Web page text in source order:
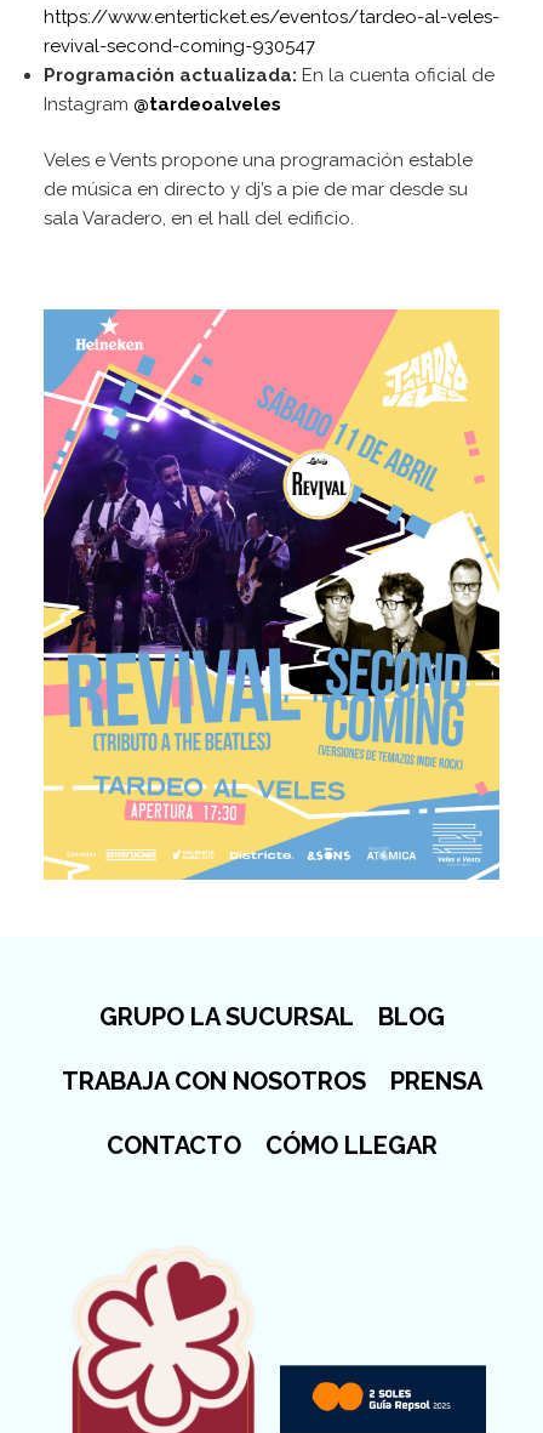
https://www.enterticket.es/eventos/tardeo-al-veles-
revival-second-coming-930547
Programación actualizada: En la cuenta oficial de
Instagram @tardeoalveles
Veles e Vents propone una programación estable
de música en directo y dj’s a pie de mar desde su
sala Varadero, en el hall del edificio.
GRUPO LA SUCURSAL BLOG
TRABAJA CON NOSOTROS PRENSA
CONTACTO CÓMO LLEGAR